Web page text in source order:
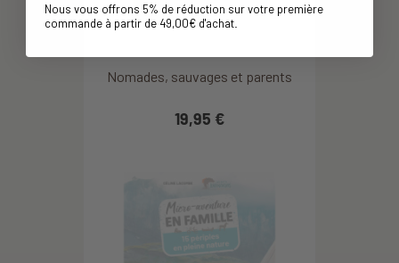
Nomades, sauvages et parents
19,95 €
Nous vous offrons 5% de réduction sur votre première
commande à partir de 49,00€ d'achat